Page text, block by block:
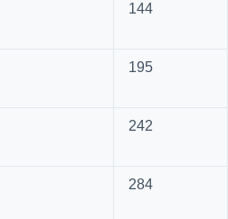
144
195
242
284